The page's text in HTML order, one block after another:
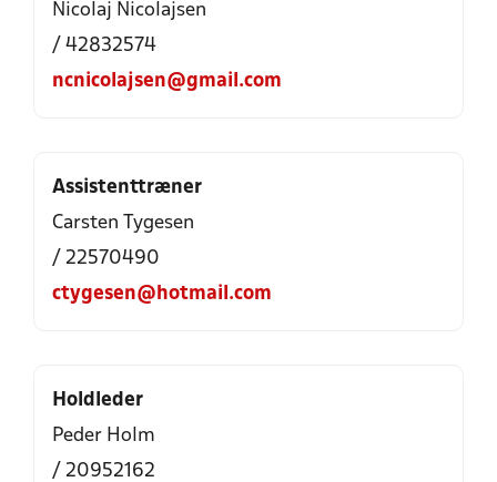
Nicolaj Nicolajsen
/ 42832574
ncnicolajsen@gmail.com
Assistenttræner
Carsten Tygesen
/ 22570490
ctygesen@hotmail.com
Holdleder
Peder Holm
/ 20952162